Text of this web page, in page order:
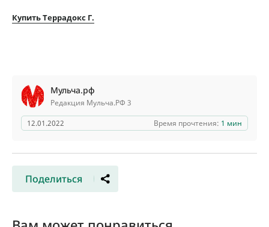
Купить Террадокс Г.
Мульча.рф
Редакция Мульча.РФ 3
12.01.2022
Время прочтения: 1 мин
Поделиться